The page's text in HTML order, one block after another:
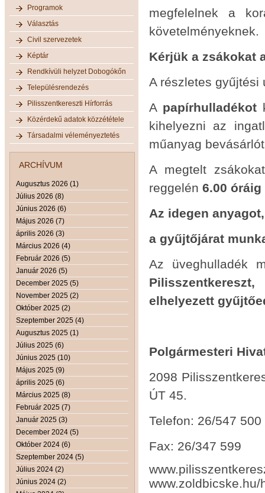
Programok
Választás
Civil szervezetek
Képtár
Rendkívüli helyzet Dobogókőn
Településrendezés
Pilisszentkereszti Hírforrás
Közérdekű adatok közzététele
Társadalmi véleményeztetés
ARCHÍVUM
Augusztus 2026 (1)
Július 2026 (8)
Június 2026 (6)
Május 2026 (7)
április 2026 (3)
Március 2026 (4)
Február 2026 (5)
Január 2026 (5)
December 2025 (5)
November 2025 (2)
Október 2025 (2)
Szeptember 2025 (4)
Augusztus 2025 (1)
Július 2025 (6)
Június 2025 (10)
Május 2025 (9)
április 2025 (6)
Március 2025 (8)
Február 2025 (7)
Január 2025 (3)
December 2024 (5)
Október 2024 (6)
Szeptember 2024 (5)
Július 2024 (2)
Június 2024 (2)
megfelelnek a
követelményeknek.
Kérjük a zsákokat
A részletes
A papírhulladékot
kihelyezni az
műanyag
A megtelt
reggelén 6.00
Az idegen
a gyűjtőjárat
Az üveghulladék
elhelyezett
2098
ÚT 45.
Telefon: 26/
Fax: 26/
www.zoldbicske.hu/